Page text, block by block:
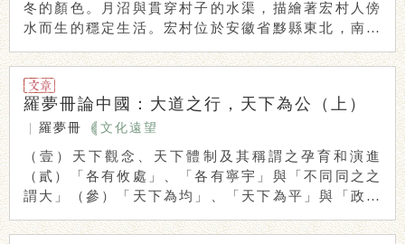
冬的顏色。月沼與貫穿村子的水渠，描繪著宏村人傍
水而生的穩定生活。宏村位於安徽省黟縣東北，南宋
羅夢冊論中國：大道之行，天下為公（上）
羅夢冊 文化遠望
（壹）天下觀念、天下體制及其稱謂之孕育和演進
（貳）「各有攸處」、「各有寧宇」與「不同同之之
謂大」（參）「天下為均」、「天下為平」與「政在